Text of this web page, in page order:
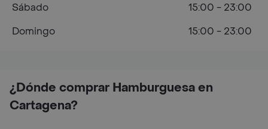
¿Dónde comprar Hamburguesa en
Cartagena?
Sábado
15:00 - 23:00
Domingo
15:00 - 23:00